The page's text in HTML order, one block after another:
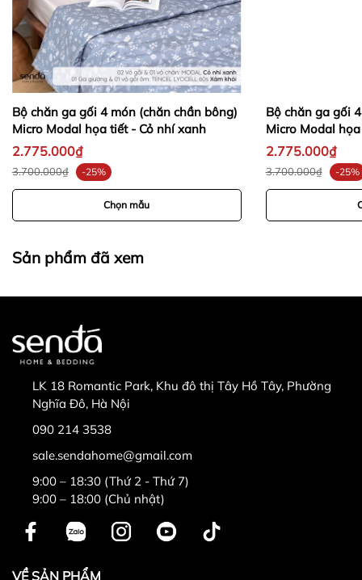
y
-
-
-
-
Bộ chăn ga gối 4 món (chăn chần bông)
Micro Modal họa tiết - Cỏ nhí xanh
2.775.000₫
3.700.000₫ -25%
Chọn mẫu
Bộ chăn ga gối
Micro Modal
2.775.000₫
3.700.000₫ -25%
Sản phẩm đã xem
LK 18 Romantic Park, Khu đô thị Tây Hồ Tây, Phường
Nghĩa Đô, Hà Nội
090 214 3538
sale.sendahome@gmail.com
9:00 – 18:30 (Thứ 2 - Thứ 7)
9:00 – 18:00 (Chủ nhật)
VỀ SẢN PHẨM